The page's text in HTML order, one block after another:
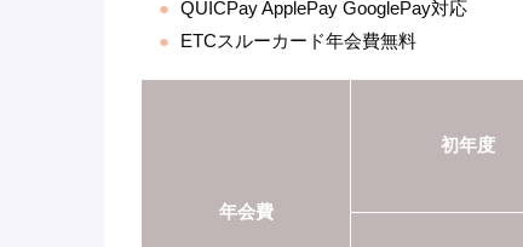
QUICPay ApplePay GooglePay対応
ETCスルーカード年会費無料
年会費
初年度